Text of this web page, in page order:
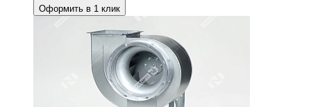
Оформить в 1 клик